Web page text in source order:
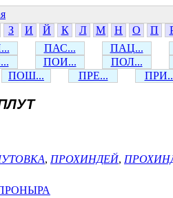
З И Й К Л М Н О П
ПАС...
ПАЦ...
ПОИ...
ПОЛ...
ПОШ... ПРЕ...
, ПРОХИНДЕЙ,